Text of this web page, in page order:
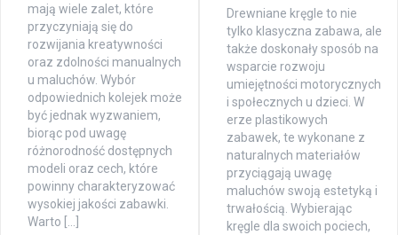
mają wiele zalet, które
przyczyniają się do
rozwijania kreatywności
oraz zdolności manualnych
u maluchów. Wybór
odpowiednich kolejek może
być jednak wyzwaniem,
biorąc pod uwagę
różnorodność dostępnych
modeli oraz cech, które
powinny charakteryzować
wysokiej jakości zabawki.
Warto […]
Drewniane kręgle to nie
tylko klasyczna zabawa, ale
także doskonały sposób na
wsparcie rozwoju
umiejętności motorycznych
i społecznych u dzieci. W
erze plastikowych
zabawek, te wykonane z
naturalnych materiałów
przyciągają uwagę
maluchów swoją estetyką i
trwałością. Wybierając
kręgle dla swoich pociech,